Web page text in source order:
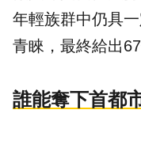
年輕族群中仍具
青睞，最終給出67
誰能奪下首都